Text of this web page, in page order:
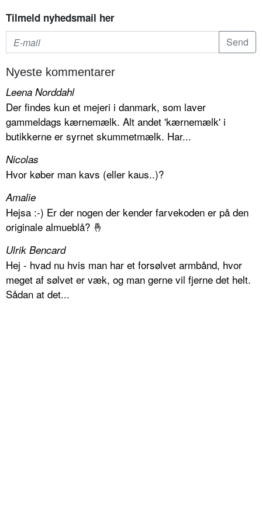
Tilmeld nyhedsmail her
Nyeste kommentarer
Leena Norddahl
Der findes kun et mejeri i danmark, som laver
gammeldags kærnemælk. Alt andet 'kærnemælk' i
butikkerne er syrnet skummetmælk. Har...
Nicolas
Hvor køber man kavs (eller kaus..)?
Amalie
Hejsa :-) Er der nogen der kender farvekoden er på den
originale almueblå? 🤞
Ulrik Bencard
Hej - hvad nu hvis man har et forsølvet armbånd, hvor
meget af sølvet er væk, og man gerne vil fjerne det helt.
Sådan at det...